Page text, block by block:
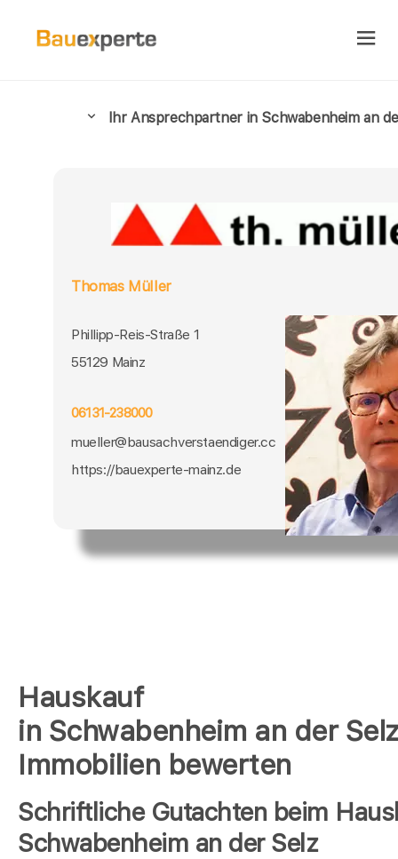
Hauskauf
in Schwabenheim an der
Immobilien bewerten
Schriftliche Gutachten beim
Schwabenheim an der Selz
Ihr Ansprechpartner in Schwabenheim an
Thomas Müller
Phillipp-Reis-Straße 1
55129 Mainz
06131-238000
mueller@bausachverstaendiger.cc
https://bauexperte-mainz.de